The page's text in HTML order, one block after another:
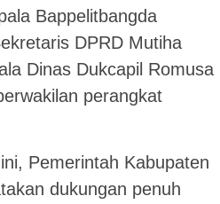
Bappelitbangda
DPRD Mutiha
Dinas Dukcapil Romusa
perangkat
Pemerintah Kabupaten
dukungan penuh